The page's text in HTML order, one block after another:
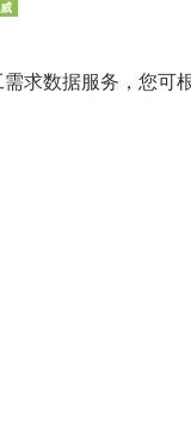
求数据服务，您